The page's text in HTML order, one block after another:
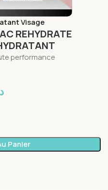
Visage
REHYDRATE
performance
Panier